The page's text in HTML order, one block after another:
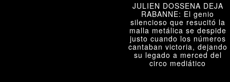
JULIEN DOSSENA DEJA
RABANNE: El genio
silencioso que resucitó la
malla metálica se despide
justo cuando los números
cantaban victoria, dejando
su legado a merced del
circo mediático